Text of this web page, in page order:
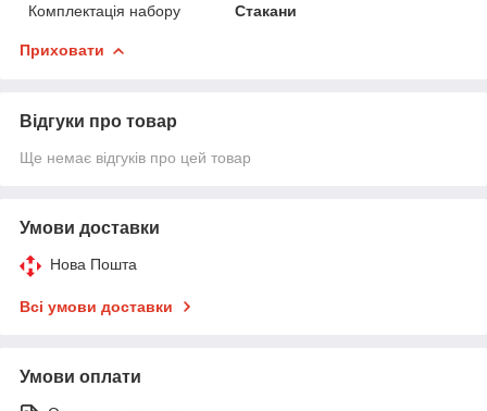
Комплектація набору
Стакани
Приховати
Відгуки про товар
Ще немає відгуків про цей товар
Умови доставки
Нова Пошта
Всі умови доставки
Умови оплати